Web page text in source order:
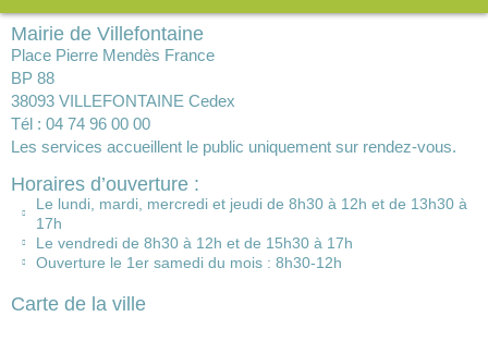
Mairie de Villefontaine
Place Pierre Mendès France
BP 88
38093 VILLEFONTAINE Cedex
Tél : 04 74 96 00 00
Les services accueillent le public uniquement sur rendez-vous.
Horaires d’ouverture :
Le lundi, mardi, mercredi et jeudi de 8h30 à 12h et de 13h30 à
17h
Le vendredi de 8h30 à 12h et de 15h30 à 17h
Ouverture le 1er samedi du mois : 8h30-12h
Carte de la ville